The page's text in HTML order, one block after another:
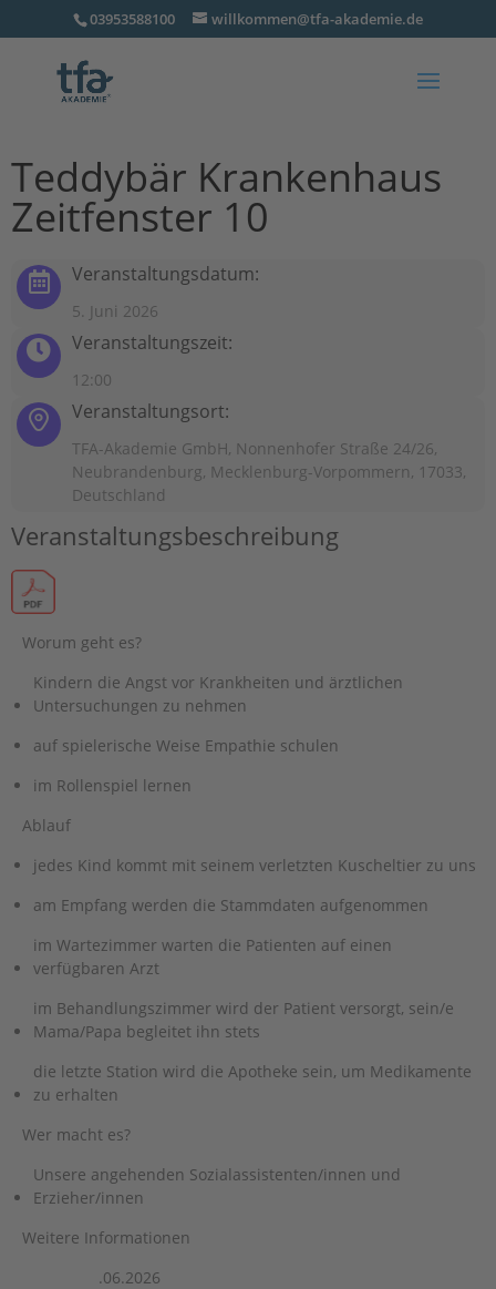
03953588100 willkommen@tfa-akademie.de
Teddybär Krankenhaus
Zeitfenster 10
Veranstaltungsdatum:
5. Juni 2026
Veranstaltungszeit:
12:00
Veranstaltungsort:
TFA-Akademie GmbH, Nonnenhofer Straße 24/26,
Neubrandenburg, Mecklenburg-Vorpommern, 17033,
Deutschland
Veranstaltungsbeschreibung
Worum geht es?
Kindern die Angst vor Krankheiten und ärztlichen
Untersuchungen zu nehmen
auf spielerische Weise Empathie schulen
im Rollenspiel lernen
Ablauf
jedes Kind kommt mit seinem verletzten Kuscheltier zu uns
am Empfang werden die Stammdaten aufgenommen
im Wartezimmer warten die Patienten auf einen
verfügbaren Arzt
im Behandlungszimmer wird der Patient versorgt, sein/e
Mama/Papa begleitet ihn stets
die letzte Station wird die Apotheke sein, um Medikamente
zu erhalten
Wer macht es?
Unsere angehenden Sozialassistenten/innen und
Erzieher/innen
Weitere Informationen
.06.2026